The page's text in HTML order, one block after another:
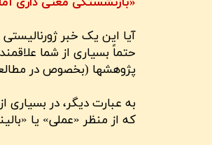
آیا این یک خبر
حتماً بسیاری از شما
پژوهشها (بخصوص در
به عبارت دیگر، در
که از منظر «عملی» یا